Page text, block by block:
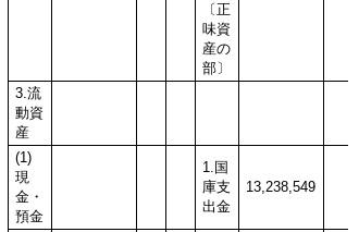
〔正
味資
産の
部〕
3.流
動資
産
(1)
現
金・
預金
1.国
庫支
出金
13,238,549